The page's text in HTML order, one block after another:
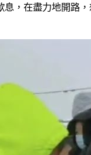
息，在盡力地開路